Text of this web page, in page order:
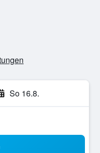
So 16.8.